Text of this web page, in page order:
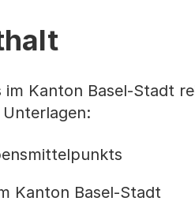
Kanton Basel-Stadt
Kanton Basel-Stadt